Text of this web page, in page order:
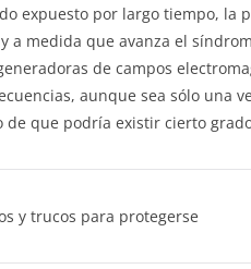
expuesto por largo tiempo, la
a medida que avanza el
de campos
aunque sea sólo una
de que podría existir cierto
y trucos para protegerse